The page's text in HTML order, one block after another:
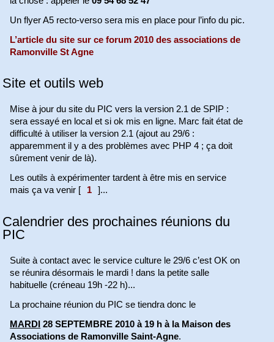
Un flyer A5 recto-verso sera mis en place pour l’info du pic.
L’article du site sur ce forum 2010 des associations de
Ramonville St Agne
Site et outils web
Mise à jour du site du PIC vers la version 2.1 de SPIP :
sera essayé en local et si ok mis en ligne. Marc fait état de
difficulté à utiliser la version 2.1 (ajout au 29/6 :
apparemment il y a des problèmes avec PHP 4 ; ça doit
sûrement venir de là).
Les outils à expérimenter tardent à être mis en service
mais ça va venir [ 1 ]...
Calendrier des prochaines réunions du
PIC
Suite à contact avec le service culture le 29/6 c’est OK on
se réunira désormais le mardi ! dans la petite salle
habituelle (créneau 19h -22 h)...
La prochaine réunion du PIC se tiendra donc le
MARDI 28 SEPTEMBRE 2010 à 19 h à la Maison des
Associations de Ramonville Saint-Agne.